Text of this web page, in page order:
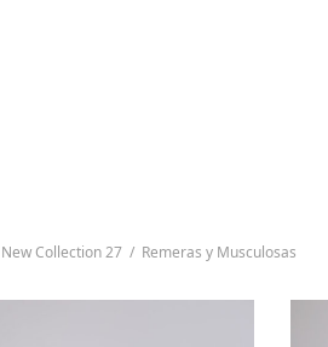
New Collection 27 / Remeras y Musculosas